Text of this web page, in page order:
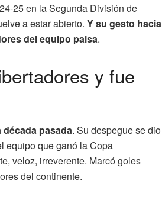
25 en la Segunda División de
a estar abierto. Y su gesto hacia
del equipo paisa.
y fue
pasada. Su despegue se dio
equipo que ganó la Copa
veloz, irreverente. Marcó goles
del continente.